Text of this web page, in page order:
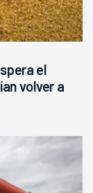
el
volver a